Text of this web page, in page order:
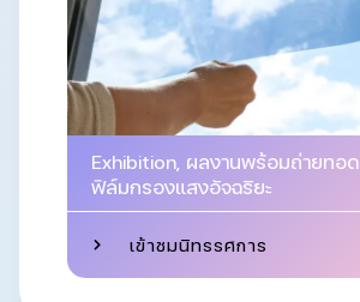
Exhibition, ผลงานพร้อมถ่ายทอด
ฟิล์มกรองแสงอัจฉริยะ
เข้าชมนิทรรศการ